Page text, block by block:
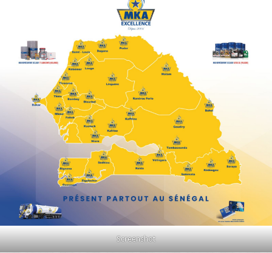
Screenshot